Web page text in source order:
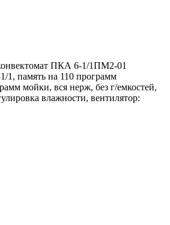
ПКА 6-1/1ПМ2-01
1, память на 110 программ
мойки, вся нерж, без г/емкостей,
влажности, вентилятор: